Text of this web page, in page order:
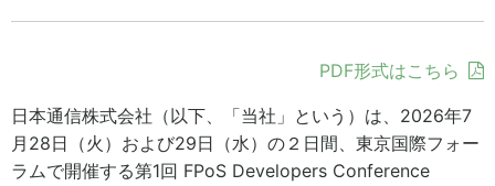
PDF形式はこちら
日本通信株式会社（以下、「当社」という）は、2026年7
月28日（火）および29日（水）の２日間、東京国際フォー
ラムで開催する第1回 FPoS Developers Conference